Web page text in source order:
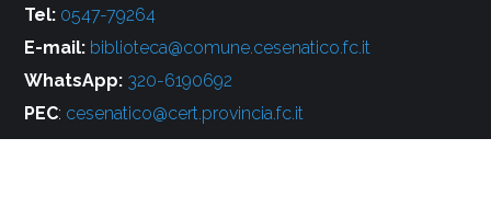
Tel: 0547-79264
E-mail: biblioteca@comune.cesenatico.fc.it
WhatsApp: 320-6190692
PEC: cesenatico@cert.provincia.fc.it